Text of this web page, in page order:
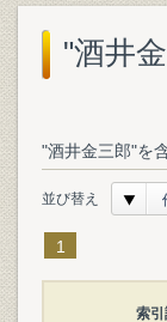
"酒井
"酒井金三郎"を
並び替え
1
索